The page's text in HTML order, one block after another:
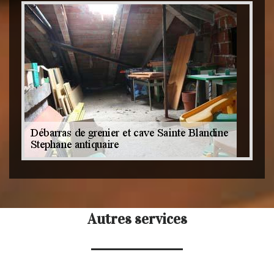
Autres services